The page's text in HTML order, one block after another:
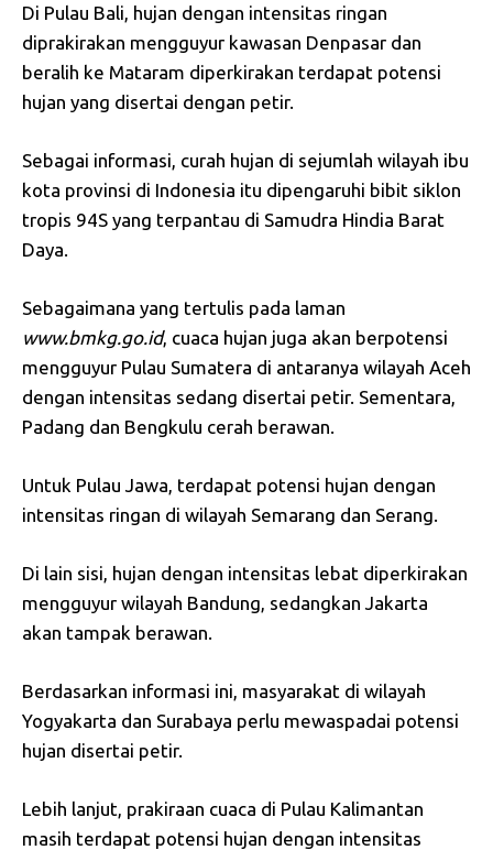
Di Pulau Bali, hujan dengan intensitas ringan
diprakirakan mengguyur kawasan Denpasar dan
beralih ke Mataram diperkirakan terdapat potensi
hujan yang disertai dengan petir.
Sebagai informasi, curah hujan di sejumlah wilayah ibu
kota provinsi di Indonesia itu dipengaruhi bibit siklon
tropis 94S yang terpantau di Samudra Hindia Barat
Daya.
Sebagaimana yang tertulis pada laman
www.bmkg.go.id, cuaca hujan juga akan berpotensi
mengguyur Pulau Sumatera di antaranya wilayah Aceh
dengan intensitas sedang disertai petir. Sementara,
Padang dan Bengkulu cerah berawan.
Untuk Pulau Jawa, terdapat potensi hujan dengan
intensitas ringan di wilayah Semarang dan Serang.
Di lain sisi, hujan dengan intensitas lebat diperkirakan
mengguyur wilayah Bandung, sedangkan Jakarta
akan tampak berawan.
Berdasarkan informasi ini, masyarakat di wilayah
Yogyakarta dan Surabaya perlu mewaspadai potensi
hujan disertai petir.
Lebih lanjut, prakiraan cuaca di Pulau Kalimantan
masih terdapat potensi hujan dengan intensitas